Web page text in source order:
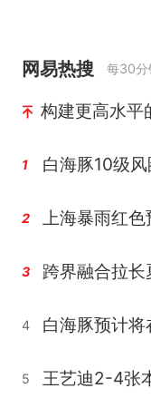
网易热搜 每30分
构建更高水平
1 白海豚10级
2 上海暴雨红色
3 跨界融合拉
4
5